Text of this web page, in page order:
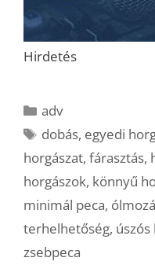
Hirdetés
Kategória
adv
Címkék
dobás, egyedi
horgászat, fárasztás,
horgászok, könnyű
minimál peca,
terhelhetőség, úszós
zsebpeca